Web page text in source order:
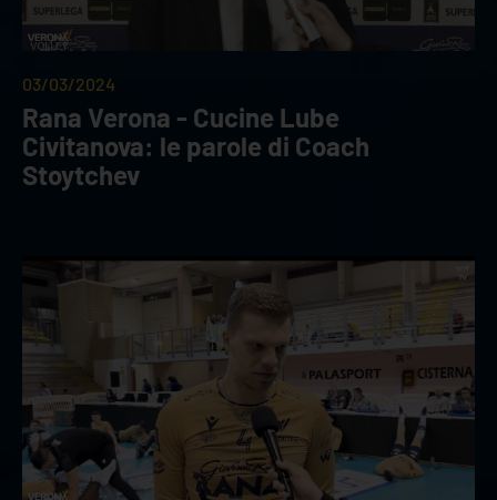
03/03/2024
Rana Verona - Cucine Lube
Civitanova: le parole di Coach
Stoytchev